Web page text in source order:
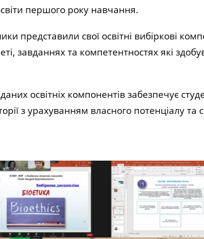
першого року навчання.
представили свої освітні вибіркові
ті, завданнях та компетентностях які
освітніх компонентів забезпечує
з урахуванням власного потенціалу та